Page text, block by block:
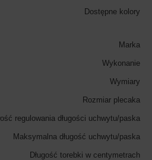
Dostępne kolory
Marka
Wykonanie
Wymiary
Rozmiar plecaka
regulowania długości uchwytu/paska
Maksymalna długość uchwytu/paska
Długość torebki w centymetrach